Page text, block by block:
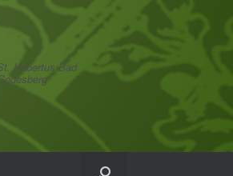
Hubertus Bad